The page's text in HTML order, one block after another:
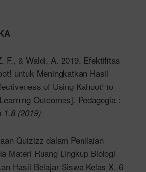
F., & Waldi, A. 2019. Efektifitas
untuk Meningkatkan Hasil
of Using Kahoot! to
Outcomes]. Pedagogia :
1.8 (2019).
Quizizz dalam Penilaian
Materi Ruang Lingkup Biologi
Hasil Belajar Siswa Kelas X. 6